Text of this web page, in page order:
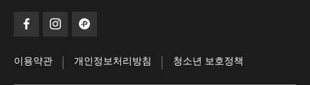
이용약관 | 개인정보처리방침 | 청소년 보호정책